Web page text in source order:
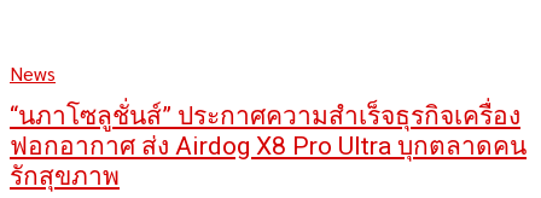
News
“นภาโซลูชั่นส์” ประกาศความสำเร็จธุรกิจเครื่อง
ฟอกอากาศ ส่ง Airdog X8 Pro Ultra บุกตลาดคน
รักสุขภาพ